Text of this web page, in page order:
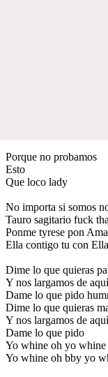
Porque no probamos
Esto
Que loco lady
No importa si somos
Tauro sagitario fuck
Ponme tyrese pon
Ella contigo tu con
Dime lo que quieras
Y nos largamos de
Dame lo que pido
Dime lo que quieras
Y nos largamos de
Dame lo que pido
Yo whine oh yo
Yo whine oh bby yo